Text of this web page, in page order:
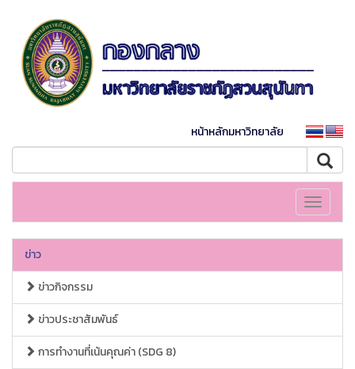
หน้าหลักมหาวิทยาลัย
Toggle
ข่าว
ข่าวกิจกรรม
ข่าวประชาสัมพันธ์
การทำงานที่เน้นคุณค่า (SDG 8)